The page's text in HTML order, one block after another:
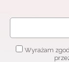
Wyrażam